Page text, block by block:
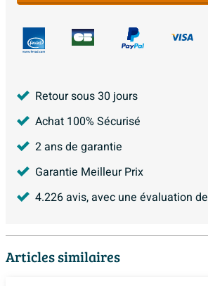
Retour sous 30 jours
Achat 100% Sécurisé
2 ans de garantie
Garantie Meilleur Prix
4.226avis, avec une évaluation de
Articles similaires